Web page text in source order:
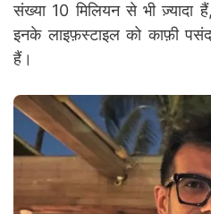
संख्या 10 मिलियन से भी ज़्यादा
इनके लाइफ़स्टाइल को काफ़ी
हैं।